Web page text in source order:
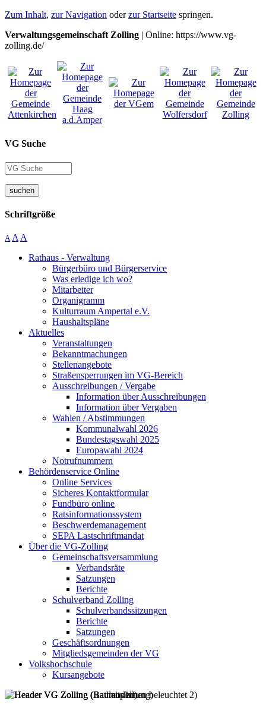
Zum Inhalt, zur Navigation oderzur Startseite springen.
Verwaltungsgemeinschaft Zolling | Online: https://www.vg-
zolling.de/
VG Suche
suchen
Schriftgröße
A A A
Rathaus - Verwaltung
Bürgerbüro und Bürgerservice
Was erledige ich wo?
Mitarbeiter
Organigramm
Kulturraum Ampertal e.V.
Haushaltspläne
Aktuelles
Veranstaltungen
Bekanntmachungen
Stellenangebote
Straßensperrungen im VG-Bereich
Ausschreibungen / Vergabe
Information über Ausschreibungen
Information über Vergaben
Wahlen / Abstimmungen
Kommunalwahl 2026
Bundestagswahl 2025
Europawahl 2024
Notrufnummern
Behördenservice Online
Online Services
Sicheres Kontaktformular
Fundbüro online
Ratsinformationssystem
Beschwerdemanagement
SEPA Lastschriftmandat
Über die VG-Zolling
Gemeinschaftsversammlung
Verbandsräte
Satzungen
Berichte
Schulverband Zolling
Schulverbandssitzungen
Berichte
Satzungen
Geschäftsordnungen
Mitgliedsgemeinden der VG
Volkshochschule
Kursangebote